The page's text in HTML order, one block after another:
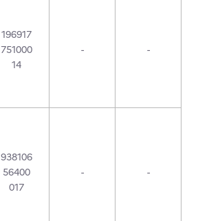
196917
751000
14
- -
938106
56400
017
- -